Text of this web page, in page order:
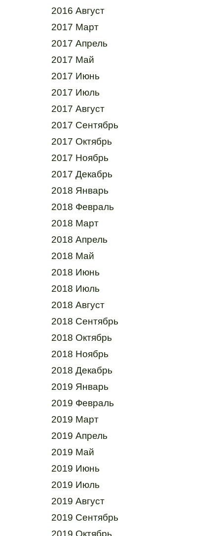
2016 Август
2017 Март
2017 Апрель
2017 Май
2017 Июнь
2017 Июль
2017 Август
2017 Сентябрь
2017 Октябрь
2017 Ноябрь
2017 Декабрь
2018 Январь
2018 Февраль
2018 Март
2018 Апрель
2018 Май
2018 Июнь
2018 Июль
2018 Август
2018 Сентябрь
2018 Октябрь
2018 Ноябрь
2018 Декабрь
2019 Январь
2019 Февраль
2019 Март
2019 Апрель
2019 Май
2019 Июнь
2019 Июль
2019 Август
2019 Сентябрь
2019 Октябрь